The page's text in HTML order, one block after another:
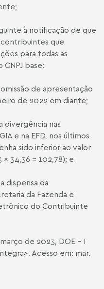
à notificação de que
contribuintes que
para todas as
base:
de apresentação
de 2022 em diante;
divergência nas
e na EFD, nos últimos
sido inferior ao valor
x 34,36 = 102,78); e
dispensa da
da Fazenda e
do Contribuinte
de 2023, DOE – I
>. Acesso em: mar.